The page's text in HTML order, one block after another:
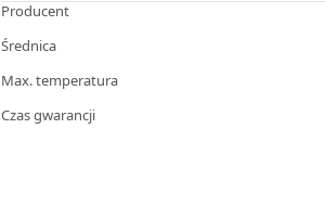
Producent
Średnica
Max. temperatura
Czas gwarancji